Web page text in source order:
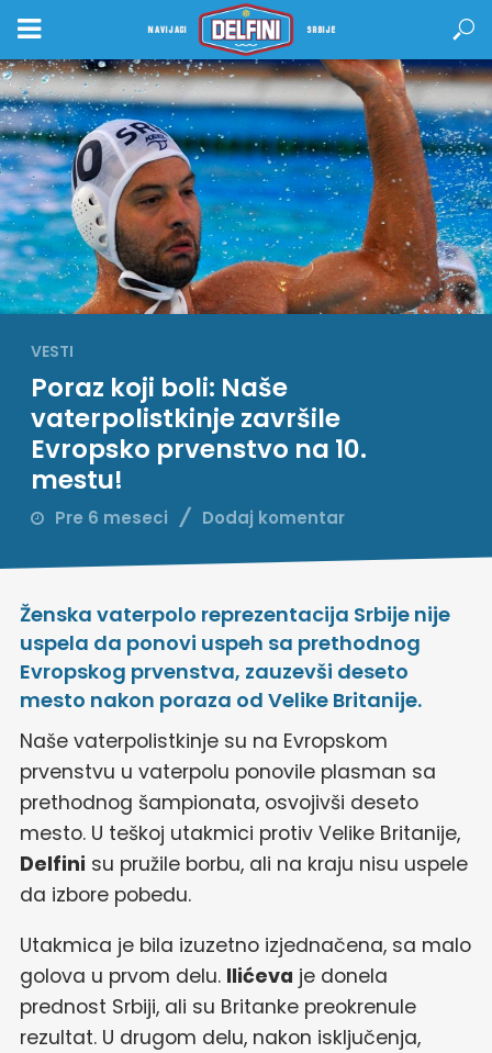
NAVIJACI SRBIJE
VESTI
Poraz koji boli: Naše
vaterpolistkinje završile
Evropsko prvenstvo na 10.
mestu!
Pre 6 meseci Dodaj komentar
Ženska vaterpolo reprezentacija Srbije nije
uspela da ponovi uspeh sa prethodnog
Evropskog prvenstva, zauzevši deseto
mesto nakon poraza od Velike Britanije.
Naše vaterpolistkinje su na Evropskom
prvenstvu u vaterpolu ponovile plasman sa
prethodnog šampionata, osvojivši deseto
mesto. U teškoj utakmici protiv Velike Britanije,
Delfini su pružile borbu, ali na kraju nisu uspele
da izbore pobedu.
Utakmica je bila izuzetno izjednačena, sa malo
golova u prvom delu. Ilićeva je donela
prednost Srbiji, ali su Britanke preokrenule
rezultat. U drugom delu, nakon isključenja,